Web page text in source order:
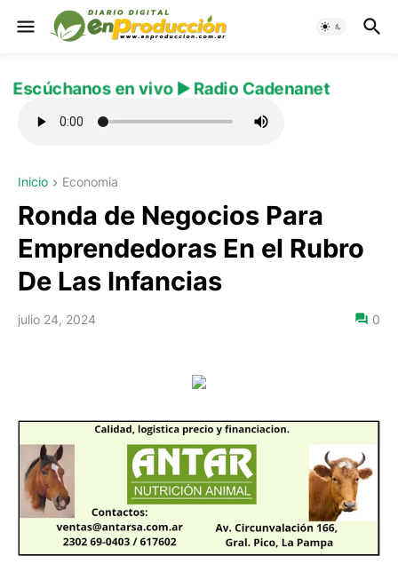
Escúchanos en vivo ▶️ Radio Cadenanet
Inicio Economia
Ronda de Negocios Para
Emprendedoras En el Rubro
De Las Infancias
julio 24, 2024 0